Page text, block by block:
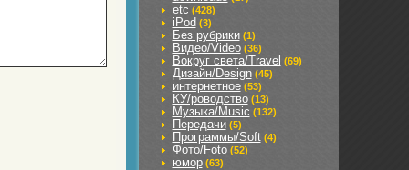
etc (428)
iPod (3)
Без рубрики(1)
Видео/Video(36)
Вокруг света/Travel (69)
Дизайн/Design(45)
интернетное(53)
КУ/роводство(13)
Музыка/Music (132)
Передачи(5)
Программы/Soft(4)
Фото/Foto(52)
юмор(63)